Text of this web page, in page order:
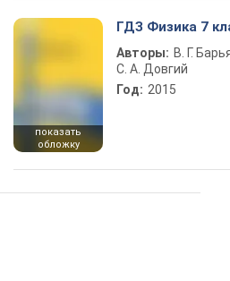
показать
обложку
ГДЗ Физика 7
Авторы: В. Г.
С. А. Довгий
Год: 2015